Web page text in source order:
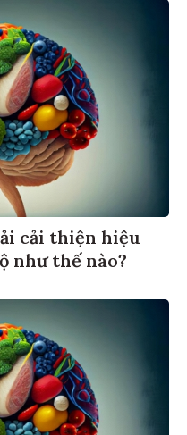
cải thiện hiệu
như thế nào?